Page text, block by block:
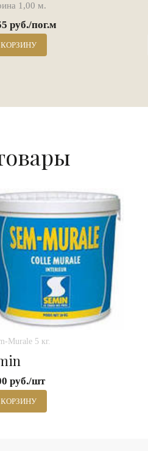
1,00 м.
руб./пог.м
Murale 5 кг.
руб./шт